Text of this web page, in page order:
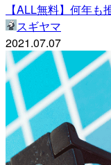
【ALL無料】何年
スギヤマ
2021.07.07